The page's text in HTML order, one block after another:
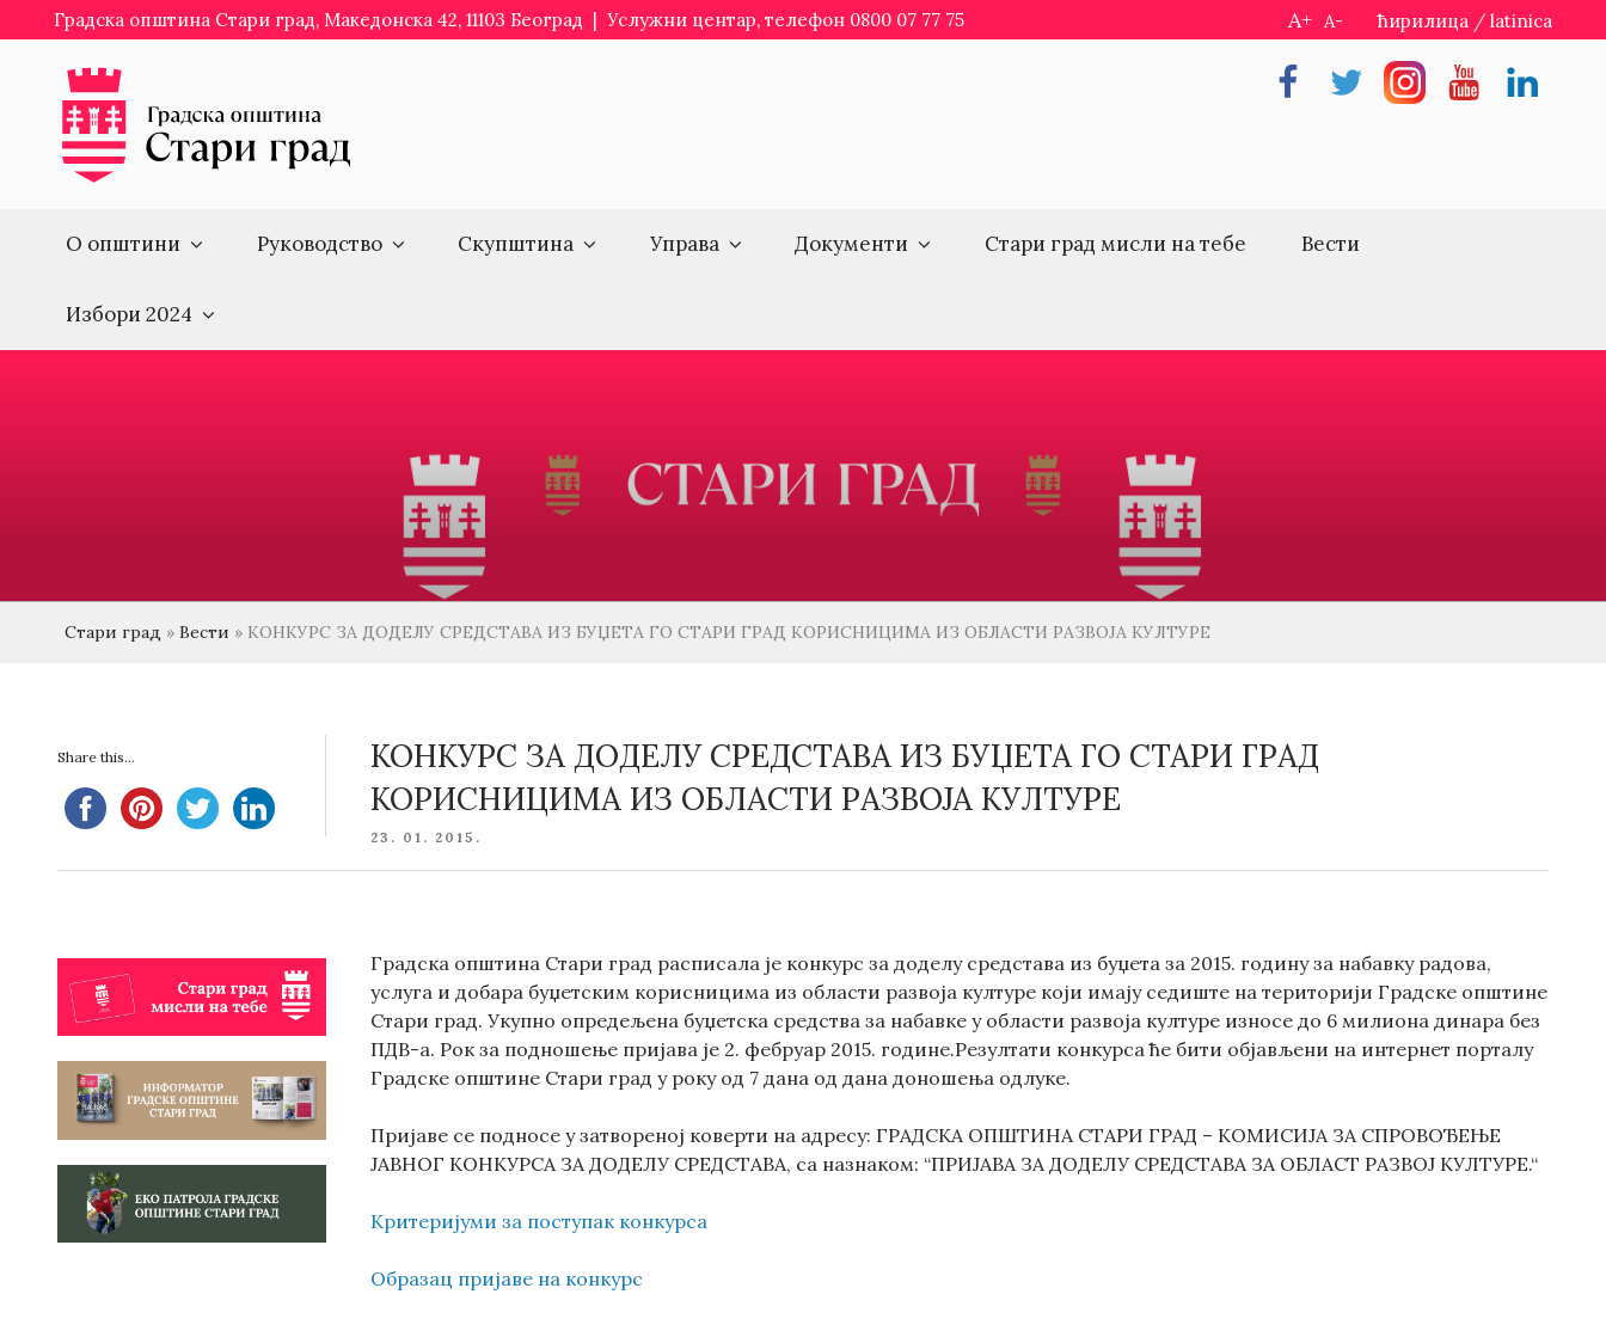
to
content
Градска општина Стари град, Македонска 42, 11103 Београд | Услужни центар, телефон 0800 07 77 75 A+ A- ћирилица / latinica
FacebookTwitterInstragramYoutubeLinkedin
О општини Руководство Скупштина Управа Документи Стари град мисли на тебе Вести
Избори 2024
Стари град » Вести » КОНКУРС ЗА ДОДЕЛУ СРЕДСТАВА ИЗ БУЏЕТА ГО СТАРИ ГРАД КОРИСНИЦИМА ИЗ ОБЛАСТИ РАЗВОЈА КУЛТУРЕ
Share this...
КОНКУРС ЗА ДОДЕЛУ СРЕДСТАВА ИЗ БУЏЕТА ГО СТАРИ ГРАД
КОРИСНИЦИМА ИЗ ОБЛАСТИ РАЗВОЈА КУЛТУРЕ
POSTED
23. 01. 2015.
Градска општина Стари град расписала је конкурс за доделу средстава из буџета за 2015. годину за набавку радова,
услуга и добара буџетским корисницима из области развоја културе који имају седиште на територији Градске општине
Стари град. Укупно опредељена буџетска средства за набавке у области развоја културе износе до 6 милиона динара без
ПДВ-а. Рок за подношење пријава је 2. фебруар 2015. године.Резултати конкурса ће бити објављени на интернет порталу
Градске општине Стари град у року од 7 дана од дана доношења одлуке.
Пријаве се подносе у затвореној коверти на адресу: ГРАДСКА ОПШТИНА СТАРИ ГРАД – КОМИСИЈА ЗА СПРОВОЂЕЊЕ
ЈАВНОГ КОНКУРСА ЗА ДОДЕЛУ СРЕДСТАВА, са назнаком: “ПРИЈАВА ЗА ДОДЕЛУ СРЕДСТАВА ЗА ОБЛАСТ РАЗВОЈ КУЛТУРЕ.“
Критеријуми за поступак конкурса
Образац пријаве на конкурс